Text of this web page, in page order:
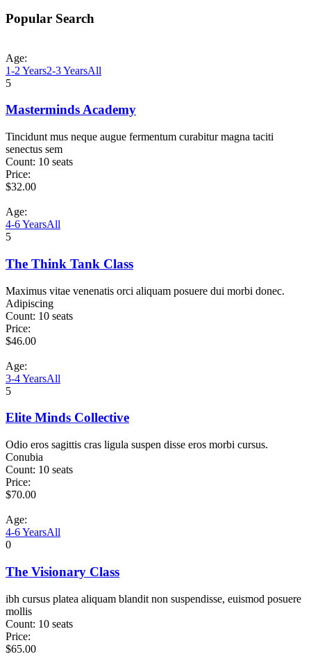
Popular Search
Age:
1-2 Years2-3 YearsAll
5
Masterminds Academy
Tincidunt mus neque augue fermentum curabitur magna taciti
senectus sem
Count: 10 seats
Price:
$32.00
Age:
4-6 YearsAll
5
The Think Tank Class
Maximus vitae venenatis orci aliquam posuere dui morbi donec.
Adipiscing
Count: 10 seats
Price:
$46.00
Age:
3-4 YearsAll
5
Elite Minds Collective
Odio eros sagittis cras ligula suspen disse eros morbi cursus.
Conubia
Count: 10 seats
Price:
$70.00
Age:
4-6 YearsAll
0
The Visionary Class
ibh cursus platea aliquam blandit non suspendisse, euismod posuere
mollis
Count: 10 seats
Price:
$65.00